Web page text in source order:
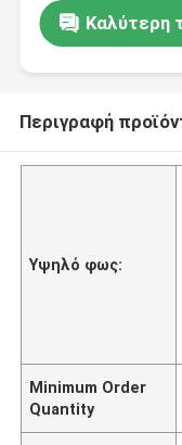
Καλύτερη
Περιγραφή
Υψηλό φως:
Minimum Order
Quantity